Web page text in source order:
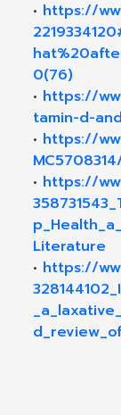
• https://
0(76)
• https://
tamin-d-
• https://
• https://
Literature
• https://